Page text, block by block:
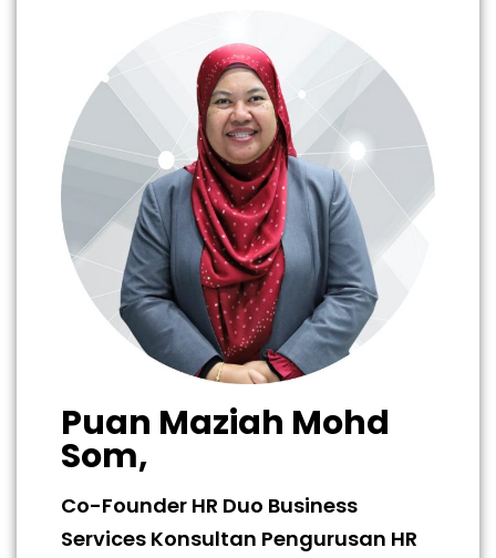
Puan Maziah Mohd
Som,
Co-Founder HR Duo Business
Services Konsultan Pengurusan HR